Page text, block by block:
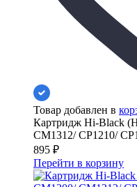
Товар добавлен в
Картридж Hi-Black
CM1312/ CP1210/
895 ₽
Перейти в корзину